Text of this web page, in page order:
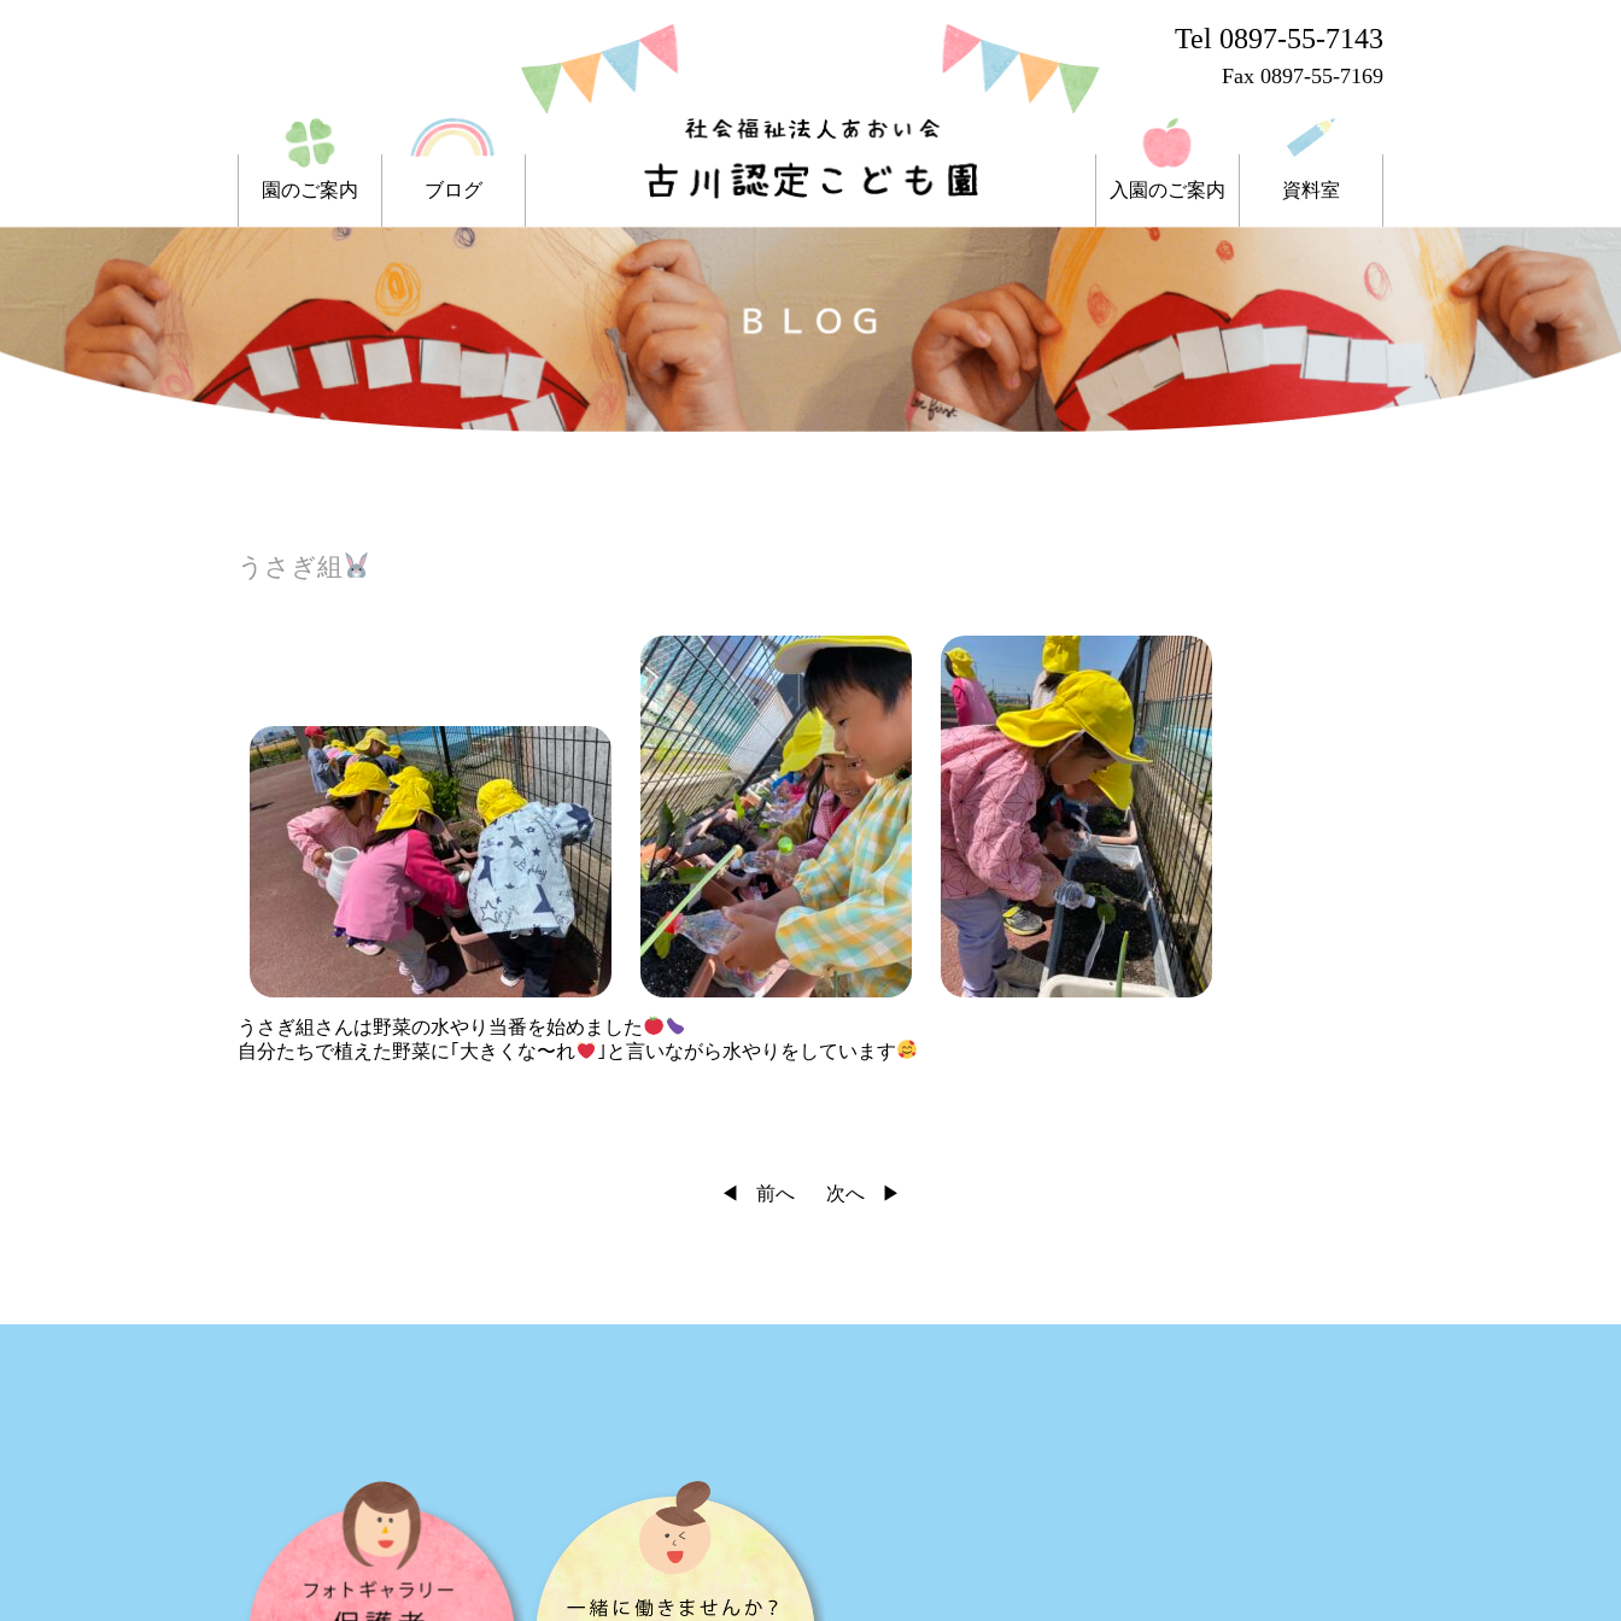
Tel 0897-55-7143
Fax 0897-55-7169
園のご案内 ブログ 入園のご案内 資料室
うさぎ組
うさぎ組さんは野菜の水やり当番を始めました
自分たちで植えた野菜に｢大きくな〜れ
｣と言いながら水やりをしています
前へ 次へ